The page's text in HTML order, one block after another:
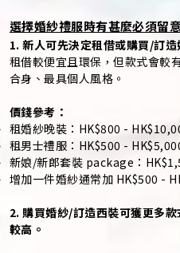
選擇婚紗禮服時有甚麼必須留
1. 新人可先決定租借或購買/訂造
租借較便宜且環保，但款式會較
合身、最具個人風格。
價錢參考：
租婚紗晚裝：HK$800 -
租男士禮服：HK$500 -
新娘/新郎套裝 package：
增加一件婚紗通常加 HK$500 -
2. 購買婚紗/訂造西裝可獲更多
較高。